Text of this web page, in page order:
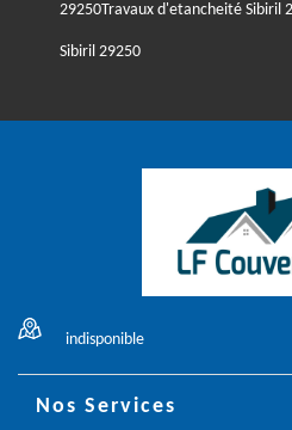
29250Travaux d'etancheité Sibiril
Sibiril 29250
indisponible
Nos Services